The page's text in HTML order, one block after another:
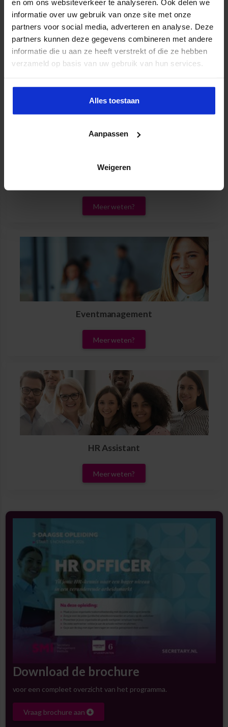
en om ons websiteverkeer te analyseren. Ook delen we
informatie over uw gebruik van onze site met onze
partners voor social media, adverteren en analyse. Deze
partners kunnen deze gegevens combineren met andere
informatie die u aan ze heeft verstrekt of die ze hebben
verzameld op basis van uw gebruik van hun services.
Alles toestaan
Aanpassen
Weigeren
Bestuurskunde
Meer weten?
Corporate Governance voor de
Meer weten?
Eventmanagement
Meer weten?
HR Assistant
Meer weten?
Download de brochure
voor een compleet overzicht van het programma.
Vraag brochure aan